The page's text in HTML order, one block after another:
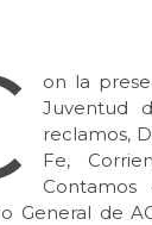
on la
Juventud
reclamos,
Fe,
General de